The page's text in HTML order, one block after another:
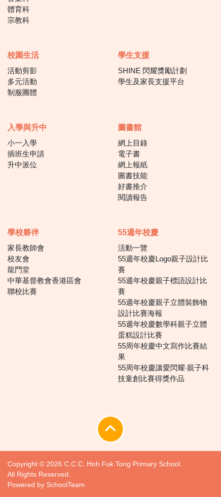
體育科
宗教科
校園生活
活動剪影
多元活動
制服團體
學生支援
SHINE 閃耀獎勵計劃
學生及家長支援平台
入學與升中
小一入學
插班生申請
升中派位
圖書館
網上目錄
電子書
網上報紙
圖書技能
好書推介
閱讀報告
學校夥伴
家長教師會
校友會
龍門堂
中華基督教會香港區會
聯校比賽
55週年校慶
活動一覽
55週年校慶Logo親子設計比
賽
55週年校慶親子標語設計比
賽
55週年校慶親子立體裝飾物
設計比賽海報
55週年校慶數學科親子立體
蛋糕設計比賽
55周年校慶中文寫作比賽結
果
55周年校慶讓愛閃耀‧親子科
技童創比賽得獎作品
Copyright © 2026 C.C.C. Hoh Fuk Tong Primary School.
All Rights Reserved.
Powered by SchoolTeam